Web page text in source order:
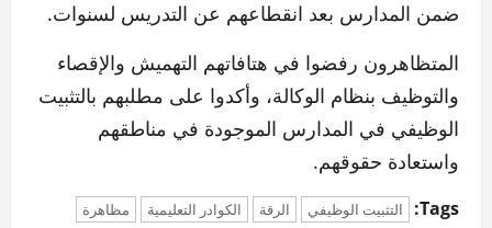
ضمن المدارس بعد انقطاعهم عن التدريس لسنوات.
المتظاهرون رفضوا في هتافاتهم التهميش والإقصاء
والتوظيف بنظام الوكالة، وأكدوا على مطلبهم بالتثبيت
الوظيفي في المدارس الموجودة في مناطقهم
واستعادة حقوقهم.
Tags: التثبيت الوظيفي الرقة الكوادر التعليمية مظاهرة